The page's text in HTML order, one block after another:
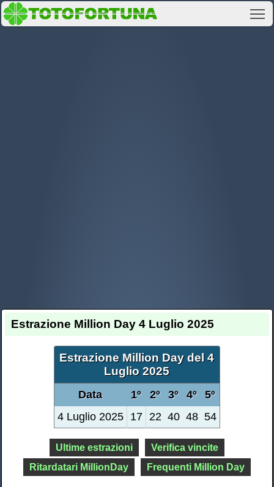
Estrazione Million Day 4 Luglio 2025
Estrazione Million Day del 4
Luglio 2025
Data 1º 2º 3º 4º
5º
4 Luglio 2025
17 22 40 48 54
Ultime estrazioni
Verifica vincite
Ritardatari MillionDay
Frequenti Million Day